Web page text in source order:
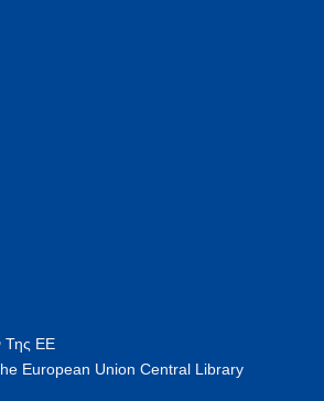
Της ΕΕ
European Union Central Library